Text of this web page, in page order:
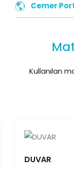
Cemer
Kullanılan
DUVAR